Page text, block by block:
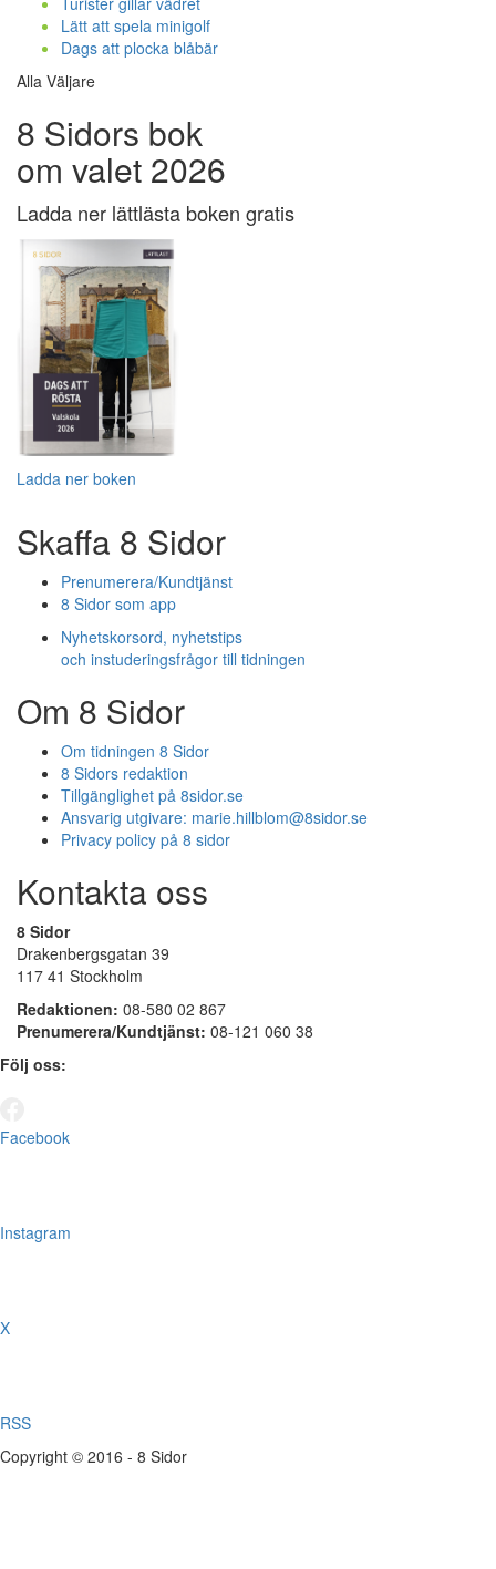
Lätt att spela minigolf
Dags att plocka blåbär
Alla Väljare
8 Sidors bok
om valet 2026
Ladda ner lättlästa boken gratis
Ladda ner boken
Skaffa 8 Sidor
Prenumerera/Kundtjänst
8 Sidor som app
Nyhetskorsord, nyhetstips
och instuderingsfrågor till tidningen
Om 8 Sidor
Om tidningen 8 Sidor
8 Sidors redaktion
Tillgänglighet på 8sidor.se
Ansvarig utgivare: marie.hillblom@8sidor.se
Privacy policy på 8 sidor
Kontakta oss
8 Sidor
Drakenbergsgatan 39
117 41 Stockholm
Redaktionen: 08-580 02 867
Prenumerera/Kundtjänst: 08-121 060 38
Följ oss:
Facebook
Instagram
X
RSS
Copyright © 2016 - 8 Sidor